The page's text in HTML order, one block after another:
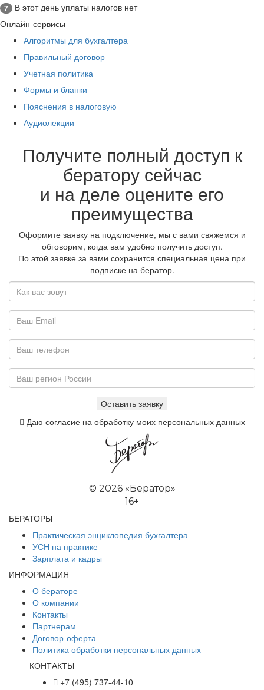
7
В этот день уплаты налогов нет
Онлайн-сервисы
Алгоритмы для бухгалтера
Правильный договор
Учетная политика
Формы и бланки
Пояснения в налоговую
Аудиолекции
Получите полный доступ к
бератору сейчас
и на деле оцените его
преимущества
Оформите заявку на подключение, мы с вами свяжемся и
обговорим, когда вам удобно получить доступ.
По этой заявке за вами сохранится специальная цена при
подписке на бератор.
Даю согласие на обработку моих персональных данных
© 2026 «Бератор»
16+
БЕРАТОРЫ
Практическая энциклопедия бухгалтера
УСН на практике
Зарплата и кадры
ИНФОРМАЦИЯ
О бераторе
О компании
Контакты
Партнерам
Договор-оферта
Политика обработки персональных данных
КОНТАКТЫ
+7 (495) 737-44-10